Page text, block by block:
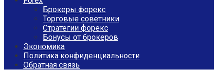
Брокеры форекс
Торговые советники
Стратегии форекс
Бонусы от брокеров
Экономика
Политика конфиденциальности
Обратная связь